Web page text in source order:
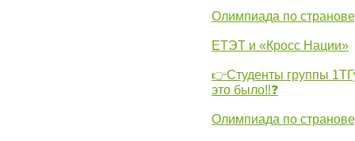
Олимпиада по
ЕТЭТ и «Кросс Нации»
👉Студенты группы
это было‼❓
Олимпиада по